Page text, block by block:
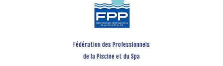
Fédération des Professionnels
de la Piscine et du Spa